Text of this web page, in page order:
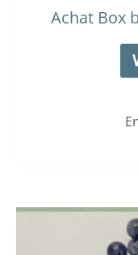
Achat Box